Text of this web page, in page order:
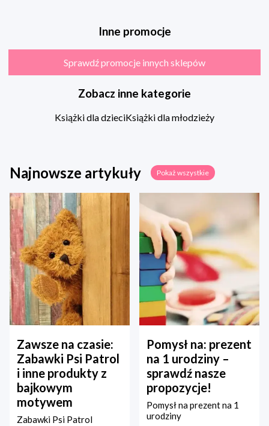
Inne promocje
Sprawdź promocje innych sklepów
Zobacz inne kategorie
Książki dla dzieciKsiążki dla młodzieży
Najnowsze artykuły Pokaż wszystkie
Zawsze na czasie:
Zabawki Psi Patrol
i inne produkty z
bajkowym
motywem
Zabawki Psi Patrol
Pomysł na: prezent
na 1 urodziny –
sprawdź nasze
propozycje!
Pomysł na prezent na 1
urodziny